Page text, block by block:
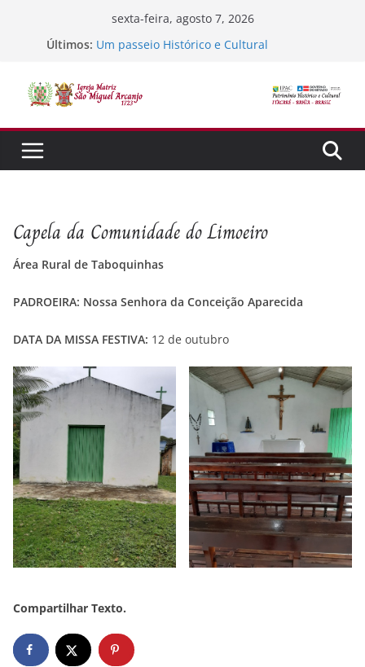
conteúdo
sexta-feira, agosto 7, 2026
Últimos: Um passeio Histórico e Cultural
Semana Santa
SORTEIO DA FÉ
Capela da Comunidade do Limoeiro
Área Rural de Taboquinhas
PADROEIRA: Nossa Senhora da Conceição Aparecida
DATA DA MISSA FESTIVA: 12 de outubro
Compartilhar Texto.